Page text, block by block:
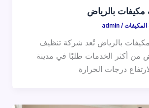
بالرياض
/
admin
بالرياض تُعد شركة تنظيف
من أكثر الخدمات طلبًا في مدينة
درجات الحرارة